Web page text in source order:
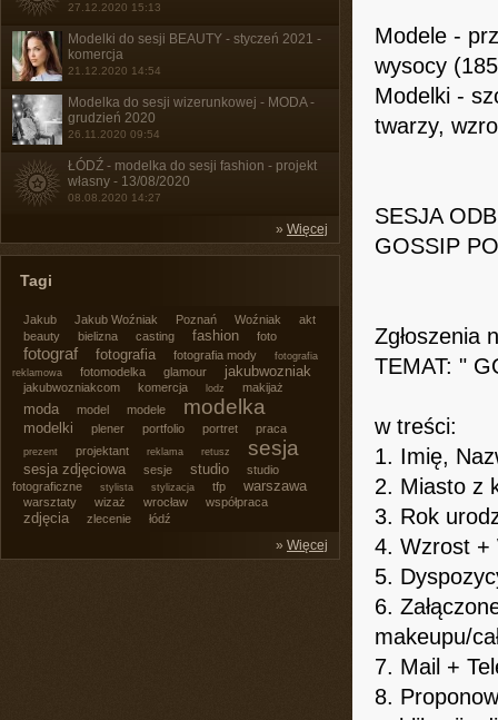
Modele -
wysocy
Modelki -
twarzy,
SESJA
GOSSIP
Zgłoszenia
TEMAT: "
w treści:
1. Imię,
2. Miasto z
3. Rok
4. Wzrost +
5.
6.
makeupu/
7. Mail +
8.
27.12.2020 15:13
Modelki do sesji BEAUTY - styczeń 2021 -
komercja
21.12.2020 14:54
Modelka do sesji wizerunkowej - MODA -
grudzień 2020
26.11.2020 09:54
ŁÓDŹ - modelka do sesji fashion - projekt
własny - 13/08/2020
08.08.2020 14:27
» Więcej
Tagi
Jakub Jakub Woźniak Poznań Woźniak
akt
beauty
bielizna casting fashion foto
fotograf fotografia fotografia mody
fotografia
reklamowa
fotomodelka glamour jakubwozniak
jakubwozniakcom komercja lodz makijaż
moda model modele modelka
modelki plener portfolio portret praca
prezent projektant reklama retusz sesja
sesja zdjęciowa sesje studio
studio
fotograficzne
stylista stylizacja tfp warszawa
warsztaty wizaż wrocław współpraca
zdjęcia zlecenie łódź
» Więcej